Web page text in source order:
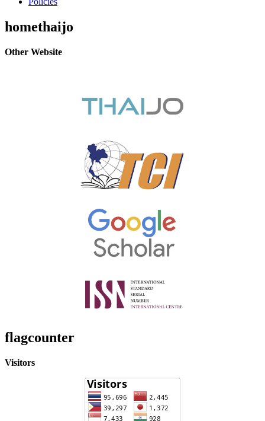
homethaijo
Other Website
flagcounter
Visitors